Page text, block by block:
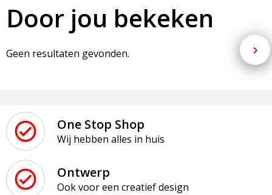
Door jou bekeken
Geen resultaten gevonden.
One Stop Shop
Wij hebben alles in huis
Ontwerp
Ook voor een creatief design